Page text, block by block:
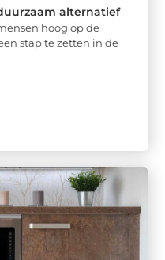
alternatief
hoog op de
stap te zetten in de